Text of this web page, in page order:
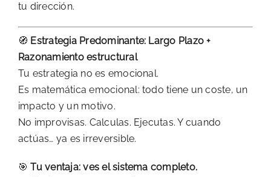
tu dirección.
🧭 Estrategia Predominante: Largo Plazo +
Razonamiento estructural
Tu estrategia no es emocional.
Es matemática emocional: todo tiene un coste, un
impacto y un motivo.
No improvisas. Calculas. Ejecutas. Y cuando
actúas… ya es irreversible.
🎯Tu ventaja: ves el sistema completo.